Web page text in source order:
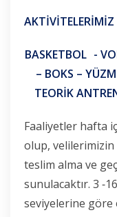
AKTİVİTELERİMİZ
BASKETBOL -
– BOKS –
TEORİK
Faaliyetler hafta
olup,
teslim alma ve
sunulacaktır. 3
seviyelerine